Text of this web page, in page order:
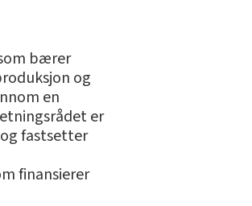
bærer
og
en
er
fastsetter
finansierer